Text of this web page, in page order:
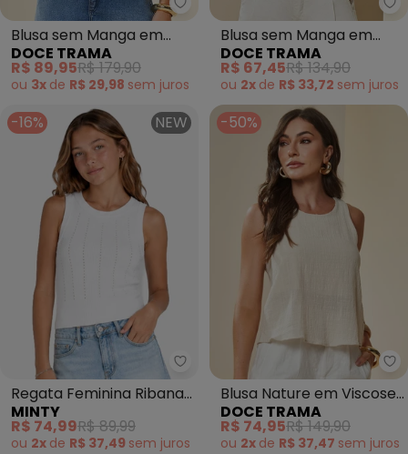
Doce Trama - Blusa sem
Blusa sem Manga em
Linen (Branco)
DOCE TRAMA
R$ 89,95R$ 179,90
ou 3x de R$ 29,98 sem juros
Blusa sem Manga em
Riabana (Branco)
DOCE TRAMA
R$ 67,45R$ 134,90
ou 2x de R$ 33,72 sem juros
-16% NEW
Minty - Regata Feminina
Regata Feminina Ribana
Canelada com (Branco)
MINTY
R$ 74,99R$ 89,99
ou 2x de R$ 37,49 sem juros
-50%
Blusa Nature em Viscose
(Branco)
DOCE TRAMA
R$ 74,95R$ 149,90
ou 2x de R$ 37,47 sem juros